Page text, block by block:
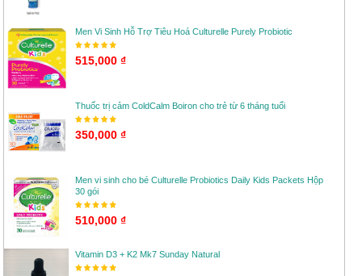
Men Vi Sinh Hỗ Trợ Tiêu Hoá Culturelle Purely Probiotic
515,000 ₫
Thuốc trị cảm ColdCalm Boiron cho trẻ từ 6 tháng tuổi
350,000 ₫
Men vi sinh cho bé Culturelle Probiotics Daily Kids Packets Hộp
30 gói
510,000 ₫
Vitamin D3 + K2 Mk7 Sunday Natural